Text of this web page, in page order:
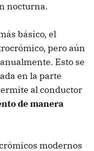
nocturna.
básico, el
pero aún
Esto se
en la parte
al conductor
de manera
modernos